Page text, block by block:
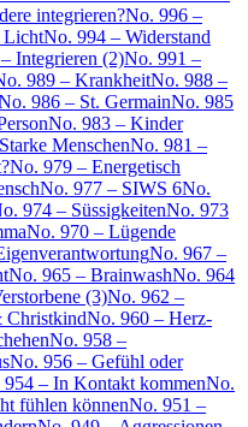
integrieren?No. 996 –
LichtNo. 994 – Widerstand
Integrieren (2)No. 991 –
989 – KrankheitNo. 988 –
986 – St. GermainNo. 985
No. 983 – Kinder
MenschenNo. 981 –
No. 979 – Energetisch
No. 977 – SIWS 6No.
974 – SüssigkeitenNo. 973
No. 970 – Lügende
No. 967 –
No. 965 – BrainwashNo. 964
(3)No. 962 –
ChristkindNo. 960 – Herz-
No. 958 –
No. 956 – Gefühl oder
– In Kontakt kommenNo.
fühlen könnenNo. 951 –